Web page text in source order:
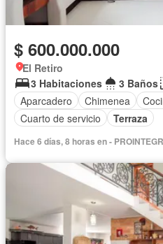
$ 600.000.000
El Retiro
3 Habitaciones
3 Baños
Aparcadero
Chimenea
Cuarto de servicio
Terraza
Hace 6 días, 8 horas en -